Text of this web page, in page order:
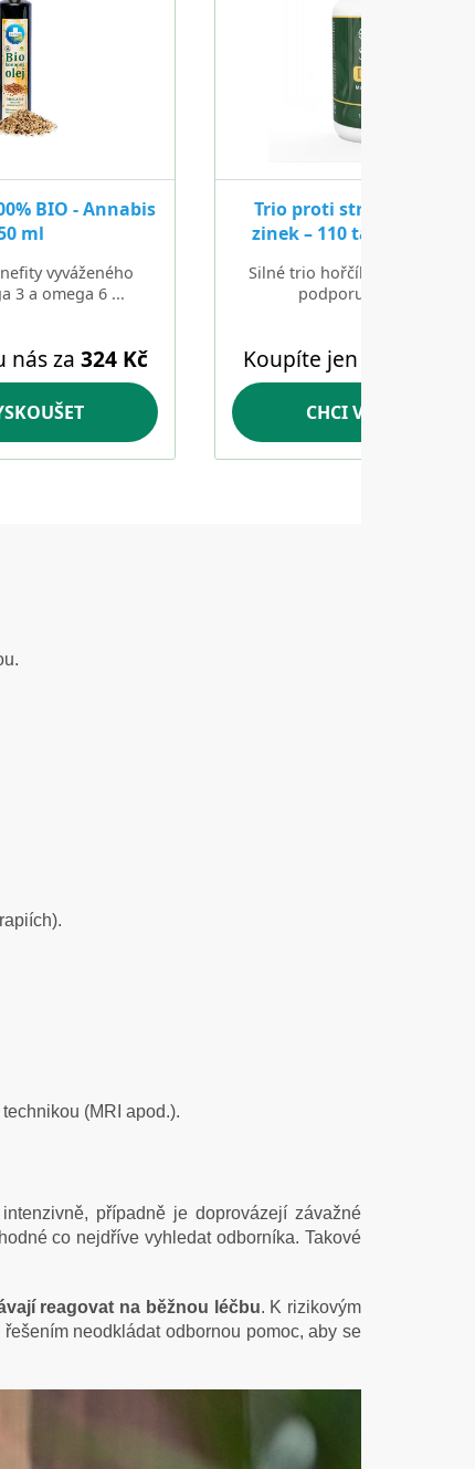
(MRI apod.).
případně je doprovázejí závažné
co nejdříve vyhledat odborníka. Takové
reagovat na běžnou léčbu. K rizikovým
neodkládat odbornou pomoc, aby se